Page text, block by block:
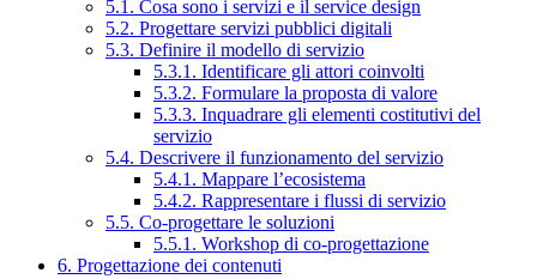
5.1. Cosa sono i servizi e il service design
5.2. Progettare servizi pubblici digitali
5.3. Definire il modello di servizio
5.3.1. Identificare gli attori coinvolti
5.3.2. Formulare la proposta di valore
5.3.3. Inquadrare gli elementi costitutivi del
servizio
5.4. Descrivere il funzionamento del servizio
5.4.1. Mappare l’ecosistema
5.4.2. Rappresentare i flussi di servizio
5.5. Co-progettare le soluzioni
5.5.1. Workshop di co-progettazione
6. Progettazione dei contenuti